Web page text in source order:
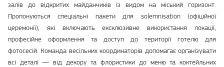
залів до відкритих майданчиків із видом на міський горизонт.
Пропонуються спеціальні пакети для solemnisation (офіційної
церемонії), які включають ексклюзивне використання локації,
професійне оформлення та доступ до території готелю для
фотосесій. Команда весільних координаторів допомагає організувати
всі деталі — від декору та флористики до меню та коктейльних